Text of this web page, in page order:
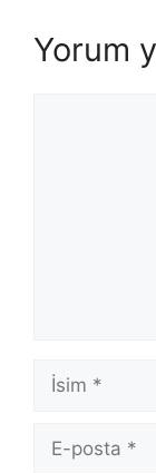
Yorum